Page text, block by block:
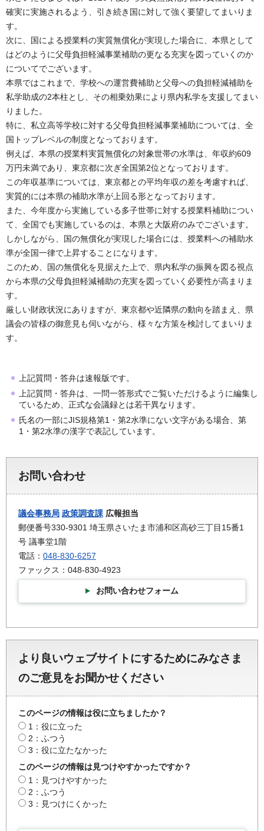
確実に実施されるよう、引き続き国に対して強く要望してまいりま
す。
次に、国による授業料の実質無償化が実現した場合に、本県として
はどのように父母負担軽減事業補助の更なる充実を図っていくのか
についてでございます。
本県ではこれまで、学校への運営費補助と父母への負担軽減補助を
私学助成の2本柱とし、その相乗効果により県内私学を支援してまい
りました。
特に、私立高等学校に対する父母負担軽減事業補助については、全
国トップレベルの制度となっております。
例えば、本県の授業料実質無償化の対象世帯の水準は、年収約609
万円未満であり、東京都に次ぎ全国第2位となっております。
この年収基準については、東京都との平均年収の差を考慮すれば、
実質的には本県の補助水準が上回る形となっております。
また、今年度から実施している多子世帯に対する授業料補助につい
て、全国でも実施しているのは、本県と大阪府のみでございます。
しかしながら、国の無償化が実現した場合には、授業料への補助水
準が全国一律で上昇することになります。
このため、国の無償化を見据えた上で、県内私学の振興を図る視点
から本県の父母負担軽減補助の充実を図っていく必要性が高まりま
す。
厳しい財政状況にありますが、東京都や近隣県の動向を踏まえ、県
議会の皆様の御意見も伺いながら、様々な方策を検討してまいりま
す。
上記質問・答弁は速報版です。
上記質問・答弁は、一問一答形式でご覧いただけるように編集し
ているため、正式な会議録とは若干異なります。
氏名の一部にJIS規格第1・第2水準にない文字がある場合、第
1・第2水準の漢字で表記しています。
お問い合わせ
議会事務局 政策調査課 広報担当
郵便番号330-9301 埼玉県さいたま市浦和区高砂三丁目15番1
号 議事堂1階
電話： 048-830-6257
ファックス：048-830-4923
お問い合わせフォーム
より良いウェブサイトにするためにみなさま
のご意見をお聞かせください
このページの情報は役に立ちましたか？
1：役に立った
2：ふつう
3：役に立たなかった
このページの情報は見つけやすかったですか？
1：見つけやすかった
2：ふつう
3：見つけにくかった